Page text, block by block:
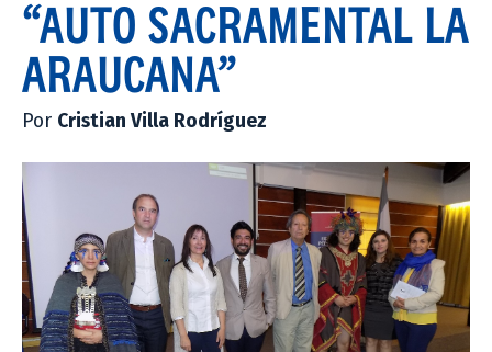
“AUTO SACRAMENTAL LA
ARAUCANA”
Por Cristian Villa Rodríguez